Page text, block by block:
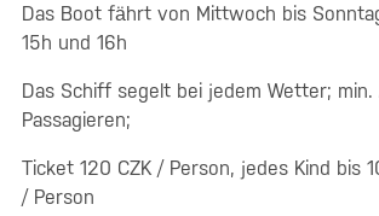
Das Boot fährt von Mittwoch bis
15h und 16h
Das Schiff segelt bei jedem Wetter; min.
Passagieren;
Ticket 120 CZK / Person, jedes Kind bis
/ Person